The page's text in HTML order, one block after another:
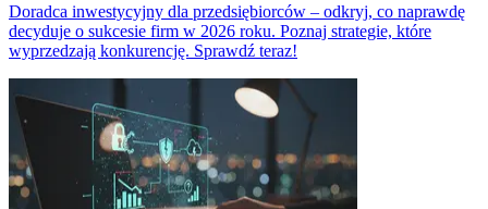
Doradca inwestycyjny dla przedsiębiorców – odkryj, co naprawdę
decyduje o sukcesie firm w 2026 roku. Poznaj strategie, które
wyprzedzają konkurencję. Sprawdź teraz!